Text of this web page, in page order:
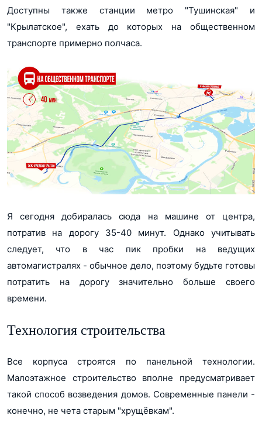
Доступны также станции метро "Тушинская" и
"Крылатское", ехать до которых на общественном
транспорте примерно полчаса.
Я сегодня добиралась сюда на машине от центра,
потратив на дорогу 35-40 минут. Однако учитывать
следует, что в час пик пробки на ведущих
автомагистралях - обычное дело, поэтому будьте готовы
потратить на дорогу значительно больше своего
времени.
Технология строительства
Все корпуса строятся по панельной технологии.
Малоэтажное строительство вполне предусматривает
такой способ возведения домов. Современные панели -
конечно, не чета старым "хрущёвкам".